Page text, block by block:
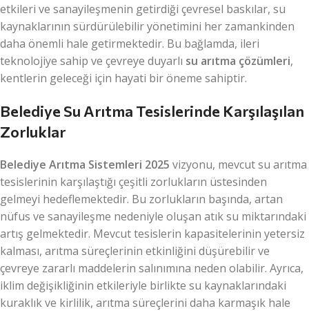
etkileri ve sanayileşmenin getirdiği çevresel baskılar, su
kaynaklarının sürdürülebilir yönetimini her zamankinden
daha önemli hale getirmektedir. Bu bağlamda, ileri
teknolojiye sahip ve çevreye duyarlı su arıtma çözümleri,
kentlerin geleceği için hayati bir öneme sahiptir.
Belediye Su Arıtma Tesislerinde Karşılaşılan
Zorluklar
Belediye Arıtma Sistemleri 2025 vizyonu, mevcut su arıtma
tesislerinin karşılaştığı çeşitli zorlukların üstesinden
gelmeyi hedeflemektedir. Bu zorlukların başında, artan
nüfus ve sanayileşme nedeniyle oluşan atık su miktarındaki
artış gelmektedir. Mevcut tesislerin kapasitelerinin yetersiz
kalması, arıtma süreçlerinin etkinliğini düşürebilir ve
çevreye zararlı maddelerin salınımına neden olabilir. Ayrıca,
iklim değişikliğinin etkileriyle birlikte su kaynaklarındaki
kuraklık ve kirlilik, arıtma süreçlerini daha karmaşık hale